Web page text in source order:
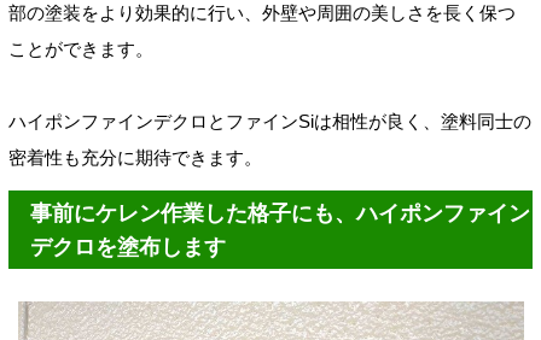
部の塗装をより効果的に行い、外壁や周囲の美しさを長く保つ
ことができます。
ハイポンファインデクロとファインSiは相性が良く、塗料同士の
密着性も充分に期待できます。
事前にケレン作業した格子にも、ハイポンファイン
デクロを塗布します